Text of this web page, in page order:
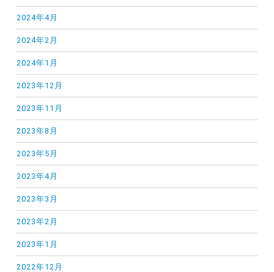
2024年4月
2024年2月
2024年1月
2023年12月
2023年11月
2023年8月
2023年5月
2023年4月
2023年3月
2023年2月
2023年1月
2022年12月